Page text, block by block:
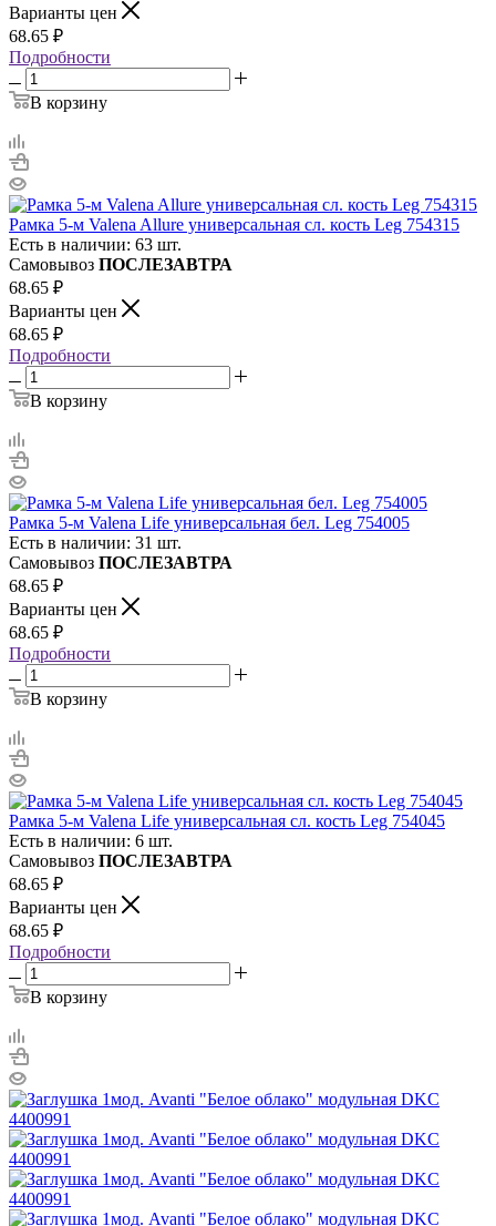
Варианты цен
68.65 ₽
Подробности
В корзину
Рамка 5-м Valena Allure универсальная сл. кость Leg 754315
Есть в наличии: 63 шт.
Самовывоз ПОСЛЕЗАВТРА
68.65 ₽
Варианты цен
68.65 ₽
Подробности
В корзину
Рамка 5-м Valena Life универсальная бел. Leg 754005
Есть в наличии: 31 шт.
Самовывоз ПОСЛЕЗАВТРА
68.65 ₽
Варианты цен
68.65 ₽
Подробности
В корзину
Рамка 5-м Valena Life универсальная сл. кость Leg 754045
Есть в наличии: 6 шт.
Самовывоз ПОСЛЕЗАВТРА
68.65 ₽
Варианты цен
68.65 ₽
Подробности
В корзину